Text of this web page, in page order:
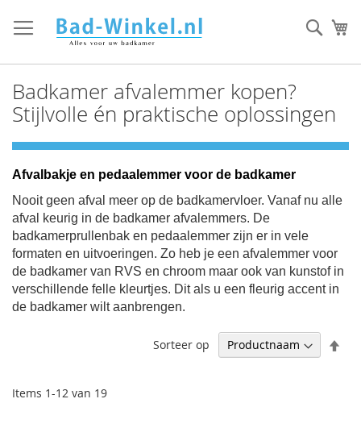
direct
door
inhoud
Badkamer afvalemmer kopen?
Stijlvolle én praktische oplossingen
Afvalbakje en pedaalemmer voor de badkamer
Nooit geen afval meer op de badkamervloer. Vanaf nu alle
afval keurig in de badkamer afvalemmers. De
badkamerprullenbak en pedaalemmer zijn er in vele
formaten en uitvoeringen. Zo heb je een afvalemmer voor
de badkamer van RVS en chroom maar ook van kunstof in
verschillende felle kleurtjes. Dit als u een fleurig accent in
de badkamer wilt aanbrengen.
Items 1-12 van 19
Sorteer op